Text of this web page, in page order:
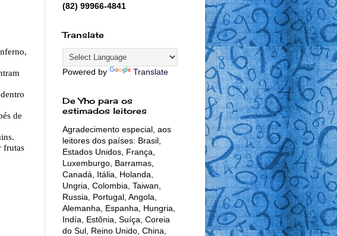
de
frutas
(82) 99966-4841
Translate
Powered by Translate
De Yho para os
estimados leitores
Agradecimento especial, aos
leitores dos países: Brasil,
Estados Unidos, França,
Luxemburgo, Barramas,
Canadá, Itália, Holanda,
Ungria, Colombia, Taiwan,
Russia, Portugal, Angola,
Alemanha, Espanha, Hungria,
Indía, Estônia, Suíça, Coreia
do Sul, Reino Unido, China,